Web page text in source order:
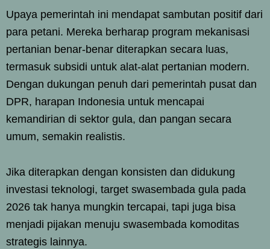
Upaya pemerintah ini mendapat sambutan positif dari
para petani. Mereka berharap program mekanisasi
pertanian benar-benar diterapkan secara luas,
termasuk subsidi untuk alat-alat pertanian modern.
Dengan dukungan penuh dari pemerintah pusat dan
DPR, harapan Indonesia untuk mencapai
kemandirian di sektor gula, dan pangan secara
umum, semakin realistis.
Jika diterapkan dengan konsisten dan didukung
investasi teknologi, target swasembada gula pada
2026 tak hanya mungkin tercapai, tapi juga bisa
menjadi pijakan menuju swasembada komoditas
strategis lainnya.